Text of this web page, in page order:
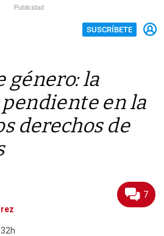
Publicidad
SUSCRÍBETE
género: la
en la
derechos de
7